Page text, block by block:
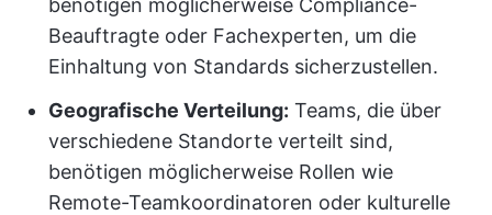
benötigen möglicherweise Compliance-
Beauftragte oder Fachexperten, um die
Einhaltung von Standards sicherzustellen.
Geografische Verteilung: Teams, die über
verschiedene Standorte verteilt sind,
benötigen möglicherweise Rollen wie
Remote-Teamkoordinatoren oder kulturelle